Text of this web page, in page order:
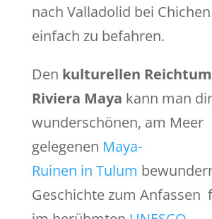
nach Valladolid bei
einfach zu befahren.
Den kulturellen
Riviera Maya kann man
wunderschönen, am Meer
gelegenen Maya-
Ruinen in Tulum
Geschichte zum Anfassen